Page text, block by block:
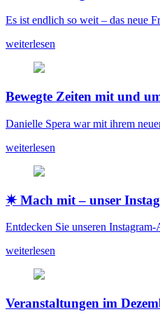
Es ist endlich so weit – das neue
weiterlesen
Bewegte Zeiten mit und
Danielle Spera war mit ihrem
weiterlesen
✷ Mach mit – unser
Entdecken Sie unseren
weiterlesen
Veranstaltungen im